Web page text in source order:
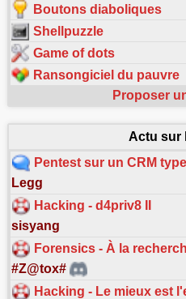
Boutons diaboliques
Shellpuzzle
Game of dots
Ransongiciel du pauvre
Proposer
Actu sur
Pentest sur un CRM
Legg
Hacking - d4priv8 II
sisyang
Forensics - À la
#Z@tox#
Hacking - Le mieux est